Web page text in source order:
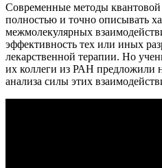
Современные методы
полностью и точно описывать
межмолекулярных
эффективность тех или иных
лекарственной терапии. Но
их коллеги из РАН предложили
анализа силы этих